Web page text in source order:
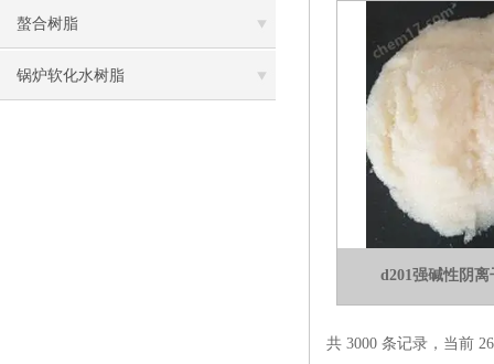
螯合树脂
锅炉软化水树脂
d201强碱性阴
共 3000 条记录，当前